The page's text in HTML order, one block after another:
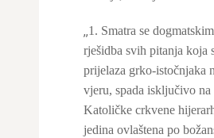
„1. Smatra se
rješidba svih pitanja koja
prijelaza grko-istočnjaka
vjeru, spada isključivo
Katoličke crkvene
jedina ovlaštena po